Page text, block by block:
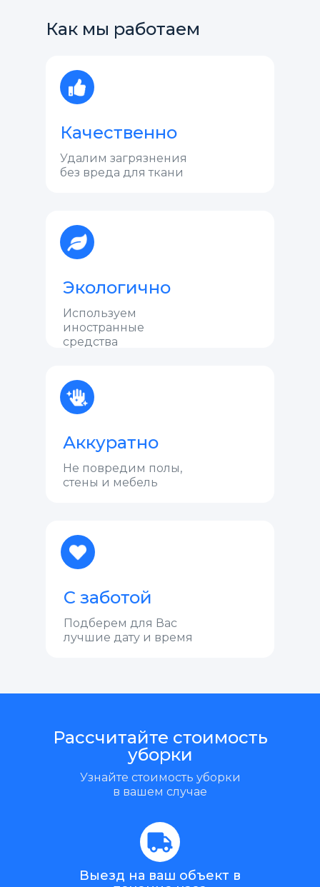
Как мы работаем
Качественно
Удалим загрязнения
без вреда для ткани
Экологично
Используем
иностранные
средства
Аккуратно
Не повредим полы,
стены и мебель
С заботой
Подберем для Вас
лучшие дату и время
Рассчитайте стоимость
уборки
Узнайте стоимость уборки
в вашем случае
Выезд на ваш объект в